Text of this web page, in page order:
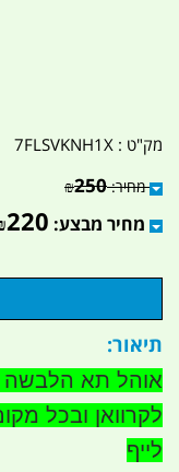
מק"ט : 7FLSVKNH1X
מחיר: ₪250
מחיר מבצע: 220
תיאור:
אוהל תא הלבשה
לקרוואן ובכל
לייף